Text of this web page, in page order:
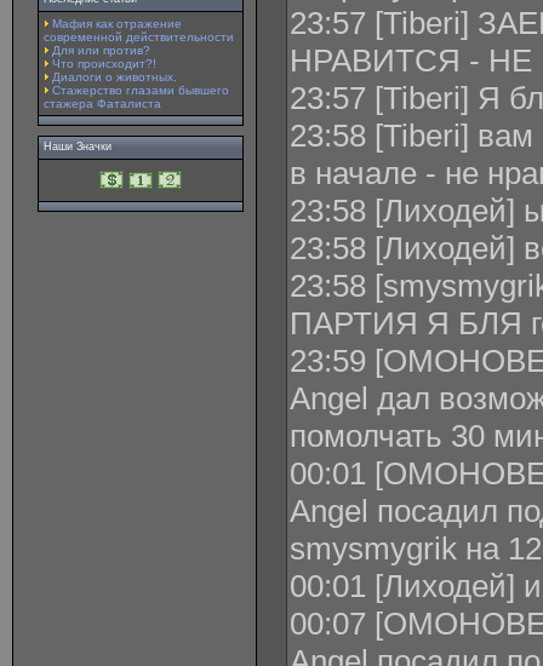
Мафия как отражение
современной действительности
Для или против?
Что происходит?!
Диалоги о животных.
Стажерство глазами бывшего
стажера Фаталиста
Наши Значки
23:57 [Tiberi]
НРАВИТСЯ - НЕ
23:57 [Tiberi] Я
23:58 [Tiberi]
в начале - не
23:58 [Лиходей]
23:58 [Лиходей]
23:58
ПАРТИЯ Я БЛЯ
23:59
Angel дал
помолчать 30
00:01
Angel посадил
smysmygrik на
00:01 [Лиходей]
00:07